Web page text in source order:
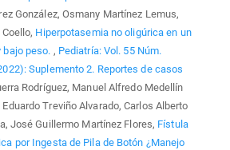
González, Osmany Martínez Lemus,
Hiperpotasemia no oligúrica en un
bajo peso. , Pediatría: Vol. 55 Núm.
Suplemento 2. Reportes de casos
Rodríguez, Manuel Alfredo Medellín
Treviño Alvarado, Carlos Alberto
José Guillermo Martínez Flores, Fístula
por Ingesta de Pila de Botón ¿Manejo